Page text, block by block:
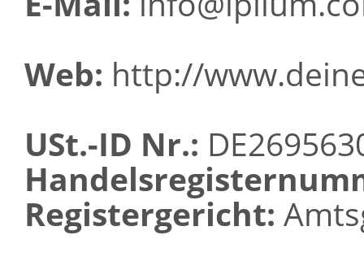
Web: http://
USt.-ID Nr.:
Registergericht: